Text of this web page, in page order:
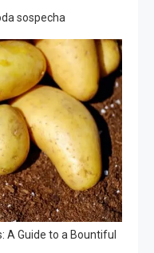
sospecha
A Guide to a Bountiful